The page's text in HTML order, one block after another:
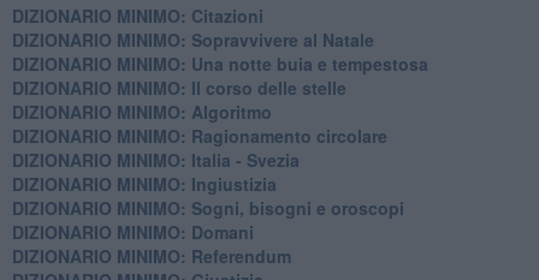
DIZIONARIO MINIMO: Citazioni
DIZIONARIO MINIMO: ​Sopravvivere al Natale
DIZIONARIO MINIMO: ​Una notte buia e tempestosa
DIZIONARIO MINIMO: Il corso delle stelle
DIZIONARIO MINIMO: Algoritmo
DIZIONARIO MINIMO: Ragionamento circolare
DIZIONARIO MINIMO: Italia - Svezia
DIZIONARIO MINIMO: ​Ingiustizia
DIZIONARIO MINIMO: ​Sogni, bisogni e oroscopi
DIZIONARIO MINIMO: Domani
DIZIONARIO MINIMO: Referendum